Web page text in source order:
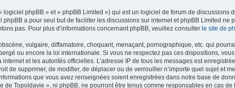
phpBB » et « phpBB Limited ») qui est un logiciel de forum de discussions
phpBB a pour seul but de faciliter les discussions sur internet et phpBB Limited ne
pas. Pour plus d’informations concernant phpBB, veuillez consulter le site de
vulgaire, diffamatoire, choquant, menaçant, pornographique, etc. qui
ou encore la loi internationale. Si vous ne respectez pas ces dispositions,
et les autorités officielles. L’adresse IP de tous les messages est
de supprimer, de modifier, de déplacer ou de verrouiller n’importe quel sujet et
que vous avez renseignées soient enregistrées dans notre base de
de Topoldavie », ni phpBB, ne pourront être tenus comme responsables en cas